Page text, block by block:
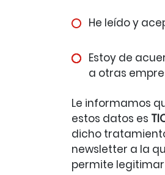
He leído y
Estoy de
a otras
Le informamos
estos datos es
dicho
newsletter a la
permite